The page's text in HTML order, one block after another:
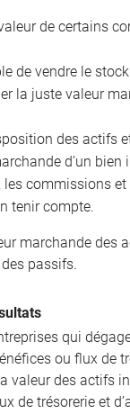
de certains
de vendre le
la juste valeur
des actifs
d’un
commissions
tenir compte.
marchande
passifs.
qui
ou flux de
valeur des
de trésorerie et